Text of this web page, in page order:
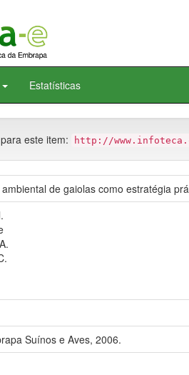
Estatísticas
este item: http://
de gaiolas como estratégia
Suínos e Aves, 2006.